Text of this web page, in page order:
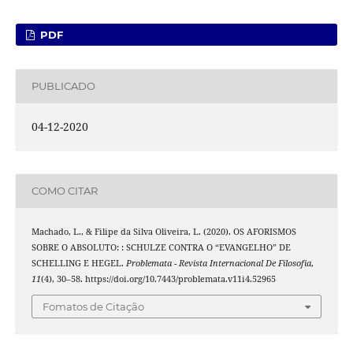
PDF
PUBLICADO
04-12-2020
COMO CITAR
Machado, L., & Filipe da Silva Oliveira, L. (2020). OS AFORISMOS
SOBRE O ABSOLUTO: : SCHULZE CONTRA O “EVANGELHO” DE
SCHELLING E HEGEL. Problemata - Revista Internacional De Filosofia,
11(4), 30–58. https://doi.org/10.7443/problemata.v11i4.52965
Fomatos de Citação